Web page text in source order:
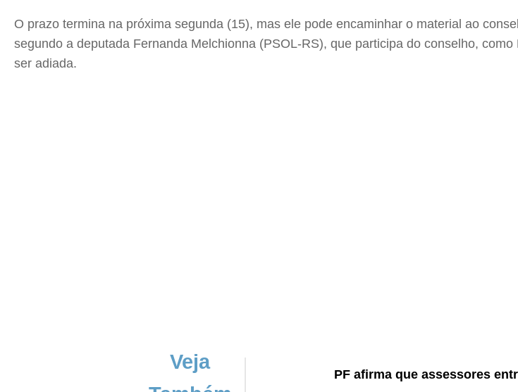
O prazo termina na próxima segunda (15), mas ele pode encaminhar o material ao
segundo a deputada Fernanda Melchionna (PSOL-RS), que participa do conselho,
ser adiada.
Veja
PF afirma que assessores